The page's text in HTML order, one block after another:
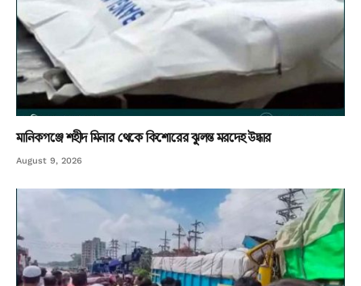
মানিকগঞ্জে শহীদ মিনার থেকে কিশোরের ঝুলন্ত মরদেহ উদ্ধার
August 9, 2026